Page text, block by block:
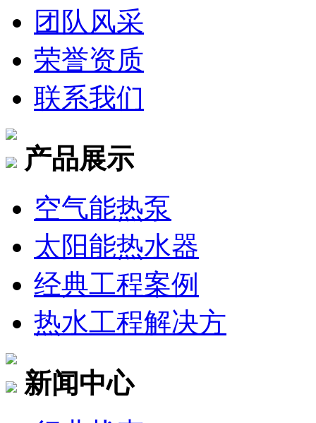
团队风采
荣誉资质
联系我们
产品展示
空气能热泵
太阳能热水器
经典工程案例
热水工程解决方
新闻中心